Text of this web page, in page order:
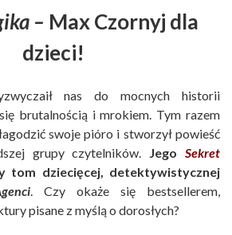
– Max Czornyj dla
dzieci!
nas do mocnych historii
brutalnością i mrokiem. Tym razem
swoje pióro i stworzył powieść
grupy czytelników. JegoSekret
tom dziecięcej, detektywistycznej
. Czy okaże się bestsellerem,
pisane z myślą o dorosłych?